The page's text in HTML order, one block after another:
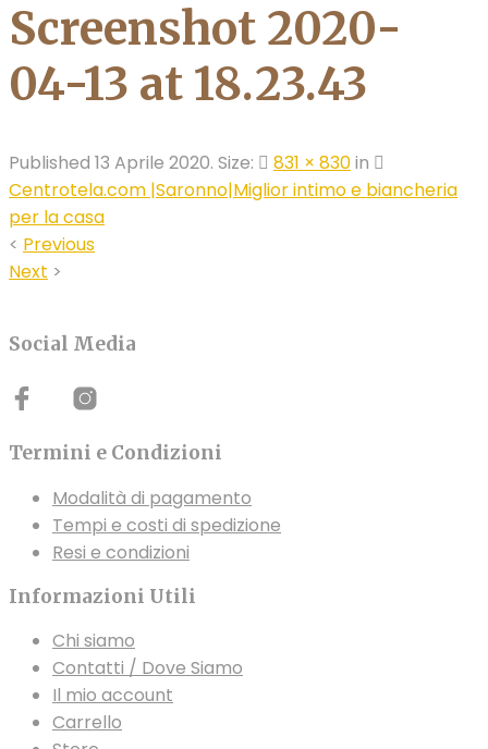
Screenshot 2020-
04-13 at 18.23.43
Published 13 Aprile 2020. Size: 831 × 830in
Centrotela.com |Saronno|Miglior intimo e biancheria
per la casa
< Previous
Next >
Social Media
Termini e Condizioni
Modalità di pagamento
Tempi e costi di spedizione
Resi e condizioni
Informazioni Utili
Chi siamo
Contatti / Dove Siamo
Il mio account
Carrello